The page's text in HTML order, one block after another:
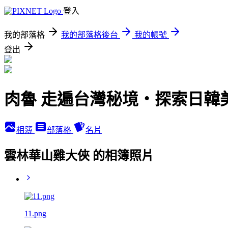
登入
我的部落格 我的部落格後台
我的帳號
登出
肉魯 走遍台灣秘境・探索日韓
相簿 部落格 名片
雲林華山雞大俠 的相簿照片
11.png